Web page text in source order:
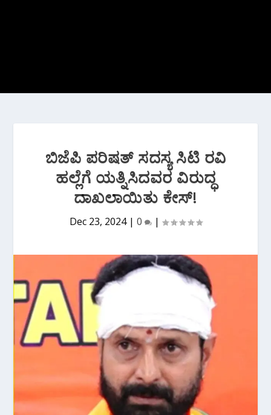
ಬಿಜೆಪಿ ಪರಿಷತ್ ಸದಸ್ಯ ಸಿಟಿ ರವಿ
ಹಲ್ಲೆಗೆ ಯತ್ನಿಸಿದವರ ವಿರುದ್ಧ
ದಾಖಲಾಯಿತು ಕೇಸ್!
Dec 23, 2024| 0 |